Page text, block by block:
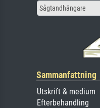
Sågtandhängare
Sammanfattning
Utskrift & medium
Efterbehandling